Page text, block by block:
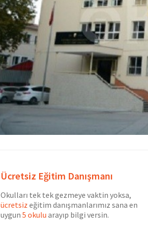
Ücretsiz Eğitim Danışmanı
Okulları tek tek gezmeye vaktin yoksa,
ücretsiz eğitim danışmanlarımız sana en
uygun 5 okulu arayıp bilgi versin.